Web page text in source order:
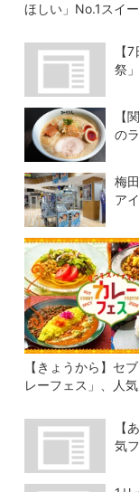
ほしい」No.1スイ
3865票から選ばれ
定販売
【
祭
【
の
梅
ア
【きょうから】セ
レーフェス」、人
ニューなど全15品
引キャンペーンは2
【
気